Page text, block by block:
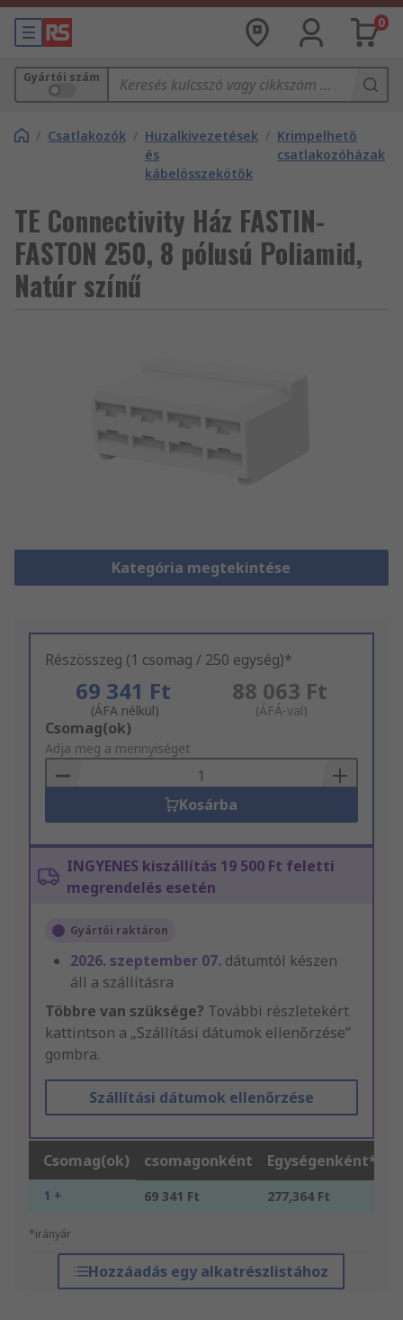
0
Gyártói szám
/ Csatlakozók / Huzalkivezetések
és
kábelösszekötők
/ Krimpelhető
csatlakozóházak
TE Connectivity Ház FASTIN-
FASTON 250, 8 pólusú Poliamid,
Natúr színű
Kategória megtekintése
Részösszeg (1 csomag / 250 egység)*
69 341 Ft
(ÁFA nélkül)
88 063 Ft
(ÁFÁ-val)
Add
to
Basket
Csomag(ok)
Adja meg a mennyiséget
Kosárba
INGYENES kiszállítás 19 500 Ft feletti
megrendelés esetén
Gyártói raktáron
2026. szeptember 07. dátumtól készen
áll a szállításra
Többre van szüksége? További részletekért
kattintson a „Szállítási dátumok ellenőrzése”
gombra.
Szállítási dátumok ellenőrzése
Csomag(ok) csomagonként Egységenként*
1 + 69 341 Ft 277,364 Ft
*irányár
Hozzáadás egy alkatrészlistához